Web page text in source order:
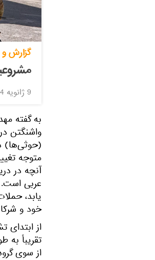
گزارش
9 ژانویه 2024, 14:11
به گفته
واشنگتن
(حوثی‌ها)
متوجه
آنچه در
عربی است.
یابد،
خود و
از ابتدای
تقریباً به
از سوی